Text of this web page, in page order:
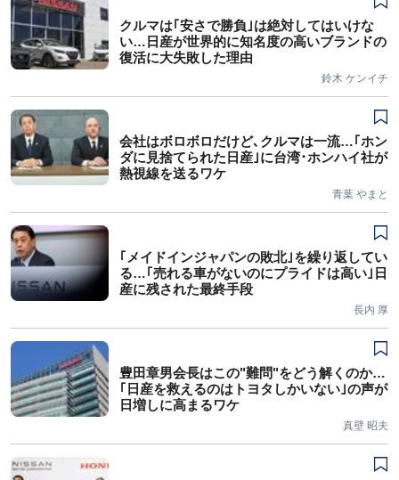
クルマは｢安さで勝負｣は絶対してはいけな
い…日産が世界的に知名度の高いブランドの
復活に大失敗した理由
鈴木 ケンイチ
会社はボロボロだけど､クルマは一流…｢ホン
ダに見捨てられた日産｣に台湾･ホンハイ社が
熱視線を送るワケ
青葉 やまと
｢メイドインジャパンの敗北｣を繰り返してい
る…｢売れる車がないのにプライドは高い｣日
産に残された最終手段
長内 厚
豊田章男会長はこの"難問"をどう解くのか…
｢日産を救えるのはトヨタしかいない｣の声が
日増しに高まるワケ
真壁 昭夫